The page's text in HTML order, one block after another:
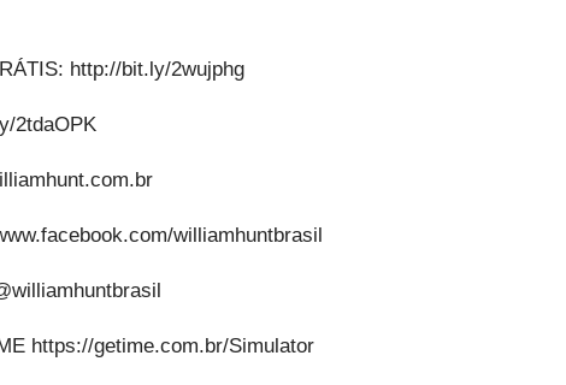
http://bit.ly/2wujphg
2tdaOPK
williamhuntbrasil
https://getime.com.br/Simulator